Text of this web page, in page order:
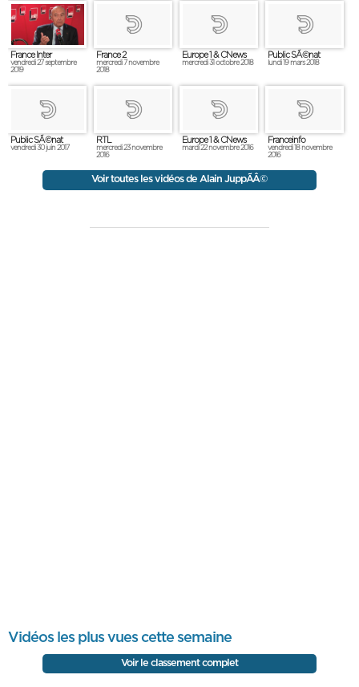
France Inter
vendredi 27 septembre
2019
France 2
mercredi 7 novembre
2018
Europe 1 & CNews
mercredi 31 octobre 2018
Public SÃ©nat
lundi 19 mars 2018
Public SÃ©nat
vendredi 30 juin 2017
RTL
mercredi 23 novembre
2016
Europe 1 & CNews
mardi 22 novembre 2016
Franceinfo
vendredi 18 novembre
2016
Voir toutes les vidéos de Alain JuppÃÂ©
Vidéos les plus vues cette semaine
Voir le classement complet